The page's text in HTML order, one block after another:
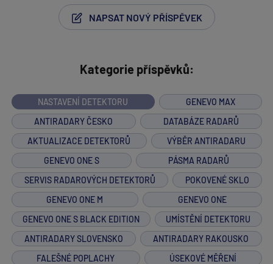
NAPSAT NOVÝ PŘÍSPĚVEK
Kategorie příspěvků:
NASTAVENÍ DETEKTORU
GENEVO MAX
ANTIRADARY ČESKO
DATABÁZE RADARŮ
AKTUALIZACE DETEKTORŮ
VÝBĚR ANTIRADARU
GENEVO ONE S
PÁSMA RADARŮ
SERVIS RADAROVÝCH DETEKTORŮ
POKOVENÉ SKLO
GENEVO ONE M
GENEVO ONE
GENEVO ONE S BLACK EDITION
UMÍSTĚNÍ DETEKTORU
ANTIRADARY SLOVENSKO
ANTIRADARY RAKOUSKO
FALEŠNÉ POPLACHY
ÚSEKOVÉ MĚŘENÍ